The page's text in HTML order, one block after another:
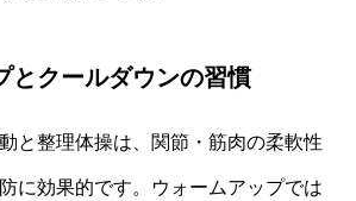
とクールダウンの習慣
と整理体操は、関節・筋肉の柔軟性
に効果的です。ウォームアップでは